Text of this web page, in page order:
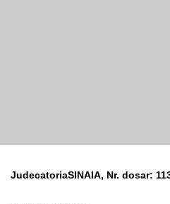
JudecatoriaSINAIA, Nr. dosar: